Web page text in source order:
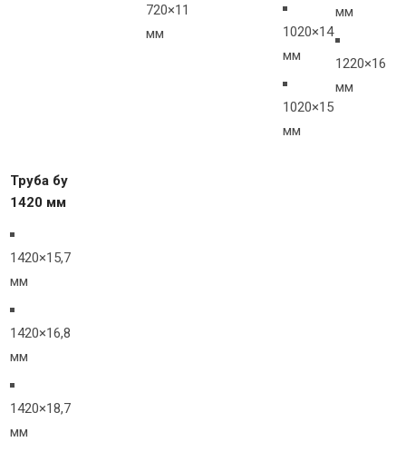
720×11
мм
1020×14
мм
1020×15
мм
мм
1220×16
мм
Труба бу
1420 мм
1420×15,7
мм
1420×16,8
мм
1420×18,7
мм